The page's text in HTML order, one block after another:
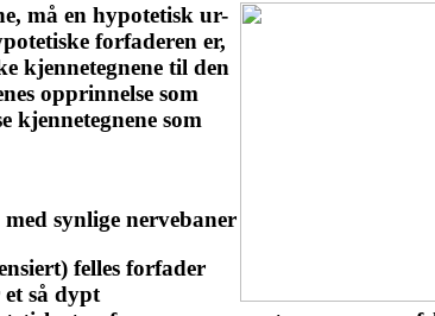
må en hypotetisk ur-
forfaderen er,
kjennetegnene til den
opprinnelse som
kjennetegnene som
synlige nervebaner
felles forfader
så dypt